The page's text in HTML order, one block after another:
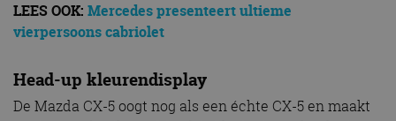
LEES OOK: Mercedes presenteert ultieme
vierpersoons cabriolet
Head-up kleurendisplay
De Mazda CX-5 oogt nog als een échte CX-5 en maakt